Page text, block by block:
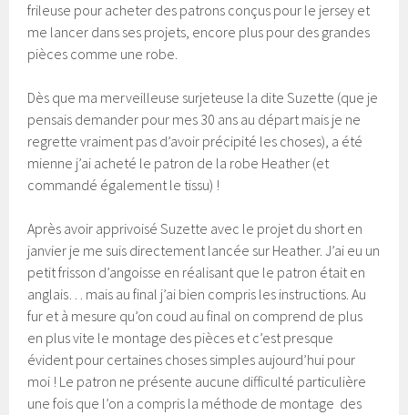
frileuse pour acheter des patrons conçus pour le jersey et
me lancer dans ses projets, encore plus pour des grandes
pièces comme une robe.
Dès que ma merveilleuse surjeteuse la dite Suzette (que je
pensais demander pour mes 30 ans au départ mais je ne
regrette vraiment pas d’avoir précipité les choses), a été
mienne j’ai acheté le patron de la robe Heather (et
commandé également le tissu) !
Après avoir apprivoisé Suzette avec le projet du short en
janvier je me suis directement lancée sur Heather. J’ai eu un
petit frisson d’angoisse en réalisant que le patron était en
anglais… mais au final j’ai bien compris les instructions. Au
fur et à mesure qu’on coud au final on comprend de plus
en plus vite le montage des pièces et c’est presque
évident pour certaines choses simples aujourd’hui pour
moi ! Le patron ne présente aucune difficulté particulière
une fois que l’on a compris la méthode de montage des